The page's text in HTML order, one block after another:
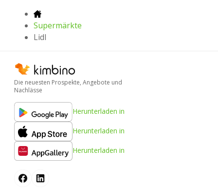
Supermärkte
Lidl
Die neuesten Prospekte, Angebote und
Nachlässe
Herunterladen in
Herunterladen in
Herunterladen in